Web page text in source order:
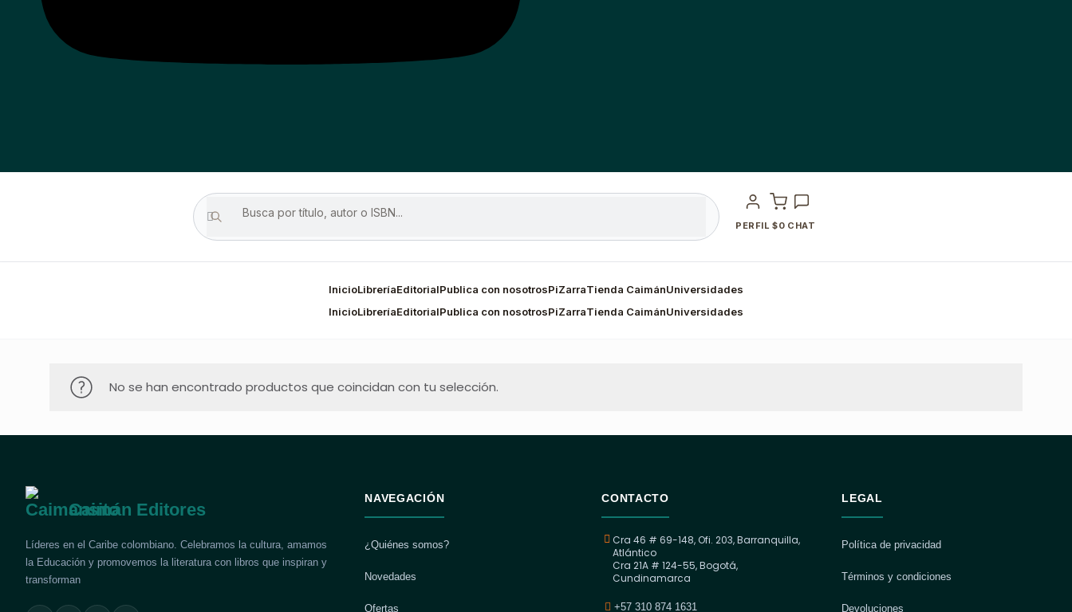
PERFIL $0 CHAT
InicioLibreríaEditorialPublica con nosotrosPiZarraTienda CaimánUniversidades
InicioLibreríaEditorialPublica con nosotrosPiZarraTienda CaimánUniversidades
No se han encontrado productos que coincidan con tu selección.
Caimán Editores
Líderes en el Caribe colombiano. Celebramos la cultura, amamos
la Educación y promovemos la literatura con libros que inspiran y
transforman
NAVEGACIÓN
¿Quiénes somos?
Novedades
Ofertas
CONTACTO
Cra 46 # 69-148, Ofi. 203, Barranquilla,
Atlántico
Cra 21A # 124-55, Bogotá,
Cundinamarca
+57 310 874 1631
LEGAL
Política de privacidad
Términos y condiciones
Devoluciones